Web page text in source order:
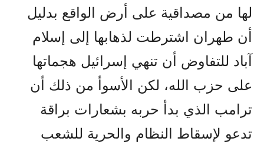
لها من مصداقية على أرض الواقع بدليل
أن طهران اشترطت لذهابها إلى إسلام
آباد للتفاوض أن تنهي إسرائيل هجماتها
على حزب الله، لكن الأسوأ من ذلك أن
ترامب الذي بدأ حربه بشعارات براقة
تدعو لإسقاط النظام والحرية للشعب